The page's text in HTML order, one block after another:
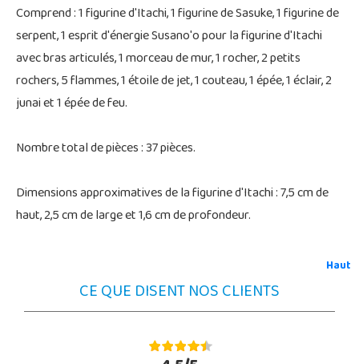
Comprend : 1 figurine d'Itachi, 1 figurine de Sasuke, 1 figurine de
serpent, 1 esprit d'énergie Susano'o pour la figurine d'Itachi
avec bras articulés, 1 morceau de mur, 1 rocher, 2 petits
rochers, 5 flammes, 1 étoile de jet, 1 couteau, 1 épée, 1 éclair, 2
junai et 1 épée de feu.
Nombre total de pièces : 37 pièces.
Dimensions approximatives de la figurine d'Itachi : 7,5 cm de
haut, 2,5 cm de large et 1,6 cm de profondeur.
Haut
CE QUE DISENT NOS CLIENTS